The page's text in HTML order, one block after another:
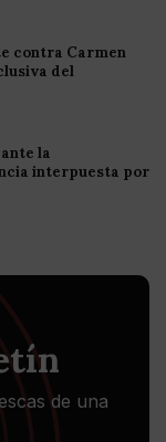
contra Carmen
del
la
interpuesta por
de una